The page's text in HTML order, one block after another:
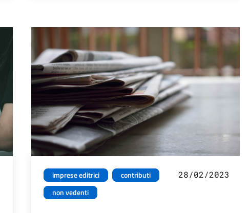
imprese editrici
contributi
non vedenti
28/02/2023